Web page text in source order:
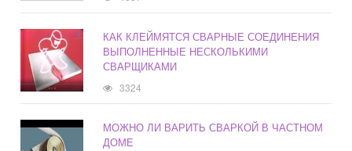
КАК КЛЕЙМЯТСЯ СВАРНЫЕ СОЕДИНЕНИЯ
ВЫПОЛНЕННЫЕ НЕСКОЛЬКИМИ
СВАРЩИКАМИ
3324
МОЖНО ЛИ ВАРИТЬ СВАРКОЙ В ЧАСТНОМ
ДОМЕ